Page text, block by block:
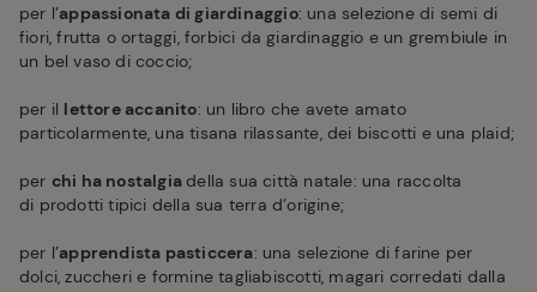
per l’appassionata di giardinaggio: una selezione di semi di
fiori, frutta o ortaggi, forbici da giardinaggio e un grembiule in
un bel vaso di coccio;
per il lettore accanito: un libro che avete amato
particolarmente, una tisana rilassante, dei biscotti e una plaid;
per chi ha nostalgiadella sua città natale: una raccolta
di prodotti tipici della sua terra d’origine;
per l’apprendista pasticcera: una selezione di farine per
dolci, zuccheri e formine tagliabiscotti, magari corredati dalla